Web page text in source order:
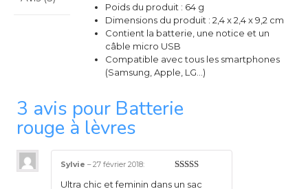
Poids du produit : 64 g
Dimensions du produit : 2,4 x 2,4 x 9,2 cm
Contient la batterie, une notice et un
câble micro USB
Compatible avec tous les smartphones
(Samsung, Apple, LG…)
3 avis pour Batterie
rouge à lèvres
Sylvie –27 février 2018:
Ultra chic et feminin dans un sac